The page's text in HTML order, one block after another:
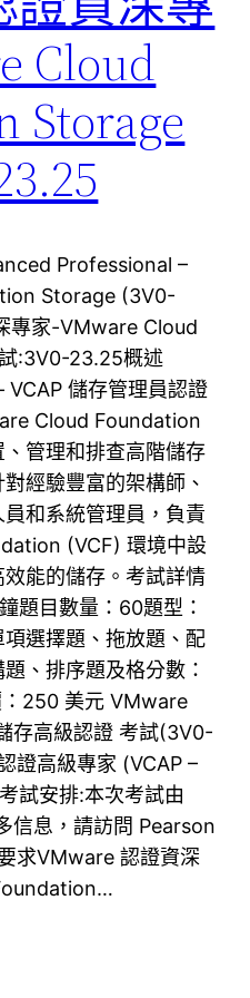
Cloud
Storage
Professional –
Storage (3V0-
專家-VMware Cloud
:3V0-23.25概述
儲存管理員認證
Cloud Foundation
管理和排查高階儲存
經驗豐富的架構師、
和系統管理員，負責
(VCF) 環境中設
能的儲存。考試詳情
題目數量：60題型：
選擇題、拖放題、配
、排序題及格分數：
250 美元 VMware
存高級認證 考試(3V0-
證高級專家 (VCAP –
試安排:本次考試由
信息，請訪問 Pearson
求VMware 認證資深